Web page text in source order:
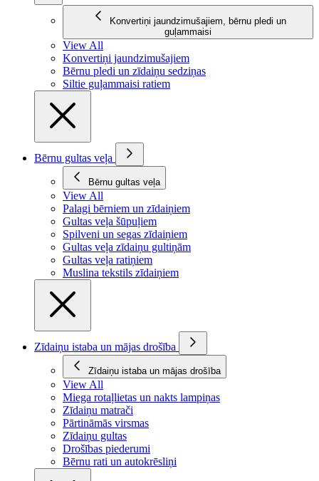
Konvertiņi jaundzimušajiem, bērnu pledi un
guļammaisi
View All
Konvertiņi jaundzimušajiem
Bērnu pledi un zīdaiņu sedziņas
Siltie guļammaisi ratiem
Bērnu gultas veļa
Bērnu gultas veļa
View All
Palagi bērniem un zīdaiņiem
Gultas veļa šūpuļiem
Spilveni un segas zīdaiņiem
Gultas veļa zīdaiņu gultiņām
Gultas veļa ratiņiem
Muslina tekstils zīdaiņiem
Zīdaiņu istaba un mājas drošība
Zīdaiņu istaba un mājas drošība
View All
Miega rotaļlietas un nakts lampiņas
Zīdaiņu matrači
Pārtināmās virsmas
Zīdaiņu gultas
Drošības piederumi
Bērnu rati un autokrēsliņi